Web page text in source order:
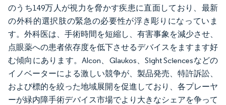
のうち149万人が視力を脅かす疾患に直面しており、最新
の外科的選択肢の緊急の必要性が浮き彫りになっていま
す。外科医は、手術時間を短縮し、有害事象を減少させ、
点眼薬への患者依存度を低下させるデバイスをますます好
む傾向にあります。Alcon、Glaukos、Sight Sciencesなどの
イノベーターによる激しい競争が、製品発売、特許訴訟、
および標的を絞った地域展開を促進しており、各プレーヤ
ーが緑内障手術デバイス市場でより大きなシェアを争って